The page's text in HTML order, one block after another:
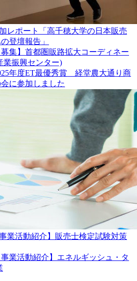
レポート「高千穂大学の日本販売
登壇報告」
募集】首都圏販路拡大コーディネー
業振興センター)
年度ET最優秀賞 経堂農大通り商
に参加しました
事業活動紹介】販売士検定試験対策
事業活動紹介】エネルギッシュ・タ